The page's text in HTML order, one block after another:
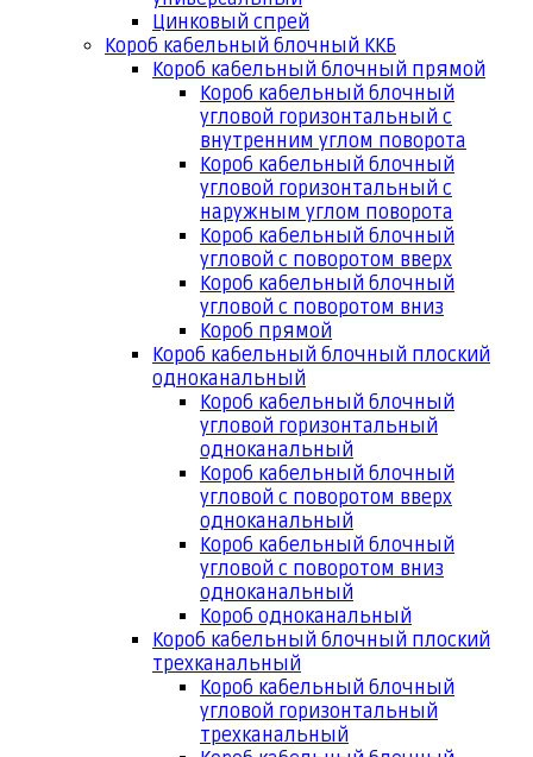
Цинковый спрей
Короб кабельный блочный ККБ
Короб кабельный блочный прямой
Короб кабельный блочный
угловой горизонтальный с
внутренним углом поворота
Короб кабельный блочный
угловой горизонтальный с
наружным углом поворота
Короб кабельный блочный
угловой с поворотом вверх
Короб кабельный блочный
угловой с поворотом вниз
Короб прямой
Короб кабельный блочный плоский
одноканальный
Короб кабельный блочный
угловой горизонтальный
одноканальный
Короб кабельный блочный
угловой с поворотом вверх
одноканальный
Короб кабельный блочный
угловой с поворотом вниз
одноканальный
Короб одноканальный
Короб кабельный блочный плоский
трехканальный
Короб кабельный блочный
угловой горизонтальный
трехканальный